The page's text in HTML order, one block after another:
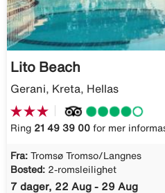
Lito Beach
Gerani, Kreta, Hellas
Ring 21 49 39 00 for mer
Fra: Tromsø Tromso/Langnes
Bosted: 2-romsleilighet
7 dager, 22 Aug - 29 Aug